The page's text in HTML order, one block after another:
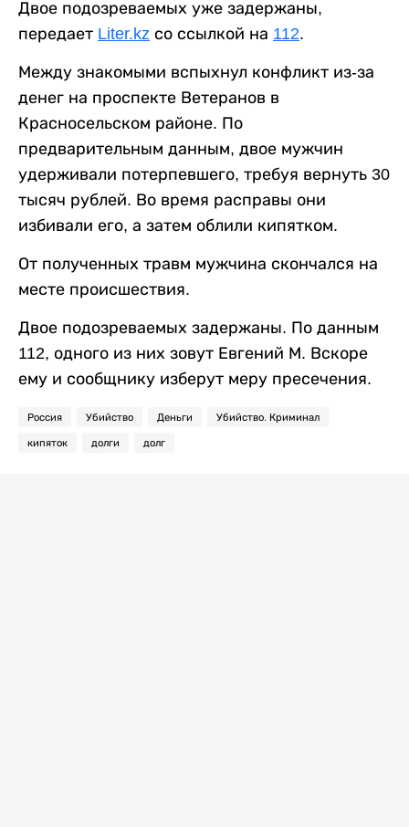
Двое подозреваемых уже задержаны,
передает Liter.kz со ссылкой на 112.
Между знакомыми вспыхнул конфликт из-за
денег на проспекте Ветеранов в
Красносельском районе. По
предварительным данным, двое мужчин
удерживали потерпевшего, требуя вернуть 30
тысяч рублей. Во время расправы они
избивали его, а затем облили кипятком.
От полученных травм мужчина скончался на
месте происшествия.
Двое подозреваемых задержаны. По данным
112, одного из них зовут Евгений М. Вскоре
ему и сообщнику изберут меру пресечения.
Россия Убийство Деньги Убийство. Криминал
кипяток долги долг